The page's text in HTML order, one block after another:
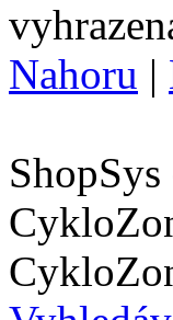
Nahoru |
ShopSys